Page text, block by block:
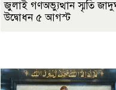
জুলাই গণঅভ্যুত্থান স্মৃতি
উদ্বোধন ৫ আগস্ট